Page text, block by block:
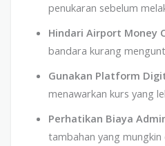
penukaran sebelum
Hindari Airport Money
bandara kurang
Gunakan Platform
menawarkan kurs yang
Perhatikan Biaya
tambahan yang mungkin